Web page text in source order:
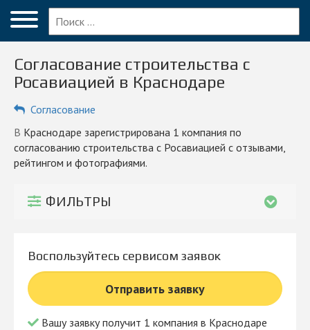
Меню
Главная
Вопрос эксперту
Компании
КОМПАНИЯМ
© 2026 Все права защищены
Согласование строительства с
Росавиацией в Краснодаре
Согласование
в Краснодаре зарегистрирована 1 компания по
согласованию строительства с Росавиацией с отзывами,
рейтингом и фотографиями.
ФИЛЬТРЫ
Воспользуйтесь сервисом заявок
Отправить заявку
Вашу заявку получит 1 компания в Краснодаре